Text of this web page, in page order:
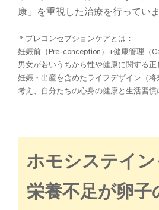
康」を重視した治療を行っていま
＊プレコンセプションケアとは：
妊娠前（Pre-conception）+健康管理（
男女が若いうちから性や健康に関する
妊娠・出産を含めたライフデザイン（
考え、自分たちの心身の健康と生活習慣
ホモシステイン
栄養不足が卵子